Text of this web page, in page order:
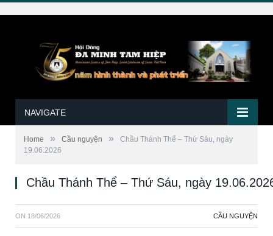
NAVIGATE
Home » Cầu nguyện »
Chầu Thánh Thể – Thứ Sáu, ngày
19.06.2026
Chầu Thánh Thể – Thứ Sáu, ngày
ON 18/06/2026 CẦU NGUYỆN